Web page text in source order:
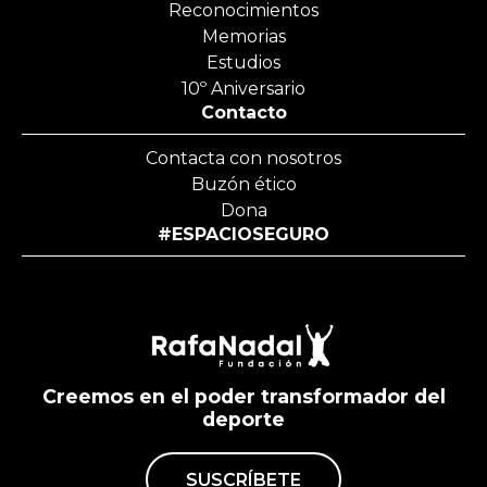
Reconocimientos
Memorias
Estudios
10º Aniversario
Contacto
Contacta con nosotros
Buzón ético
Dona
#ESPACIOSEGURO
Creemos en el poder transformador del
deporte
SUSCRÍBETE